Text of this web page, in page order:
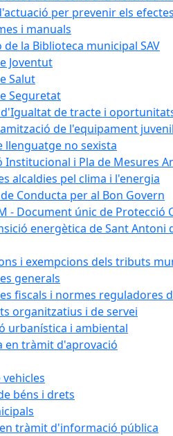
per prevenir els
i manuals
de la Biblioteca municipal SAV
Joventut
Salut
Seguretat
de tracte i
de l'equipament
llenguatge no sexista
Institucional i Pla de Mesures
alcaldies pel clima i l'energia
Conducta per al Bon Govern
- Document únic de Protecció
energètica de Sant Antoni
i exempcions dels tributs
generals
fiscals i normes reguladores
organitzatius i de servei
urbanística i ambiental
en tràmit d'aprovació
vehicles
béns i drets
tràmit d'informació pública